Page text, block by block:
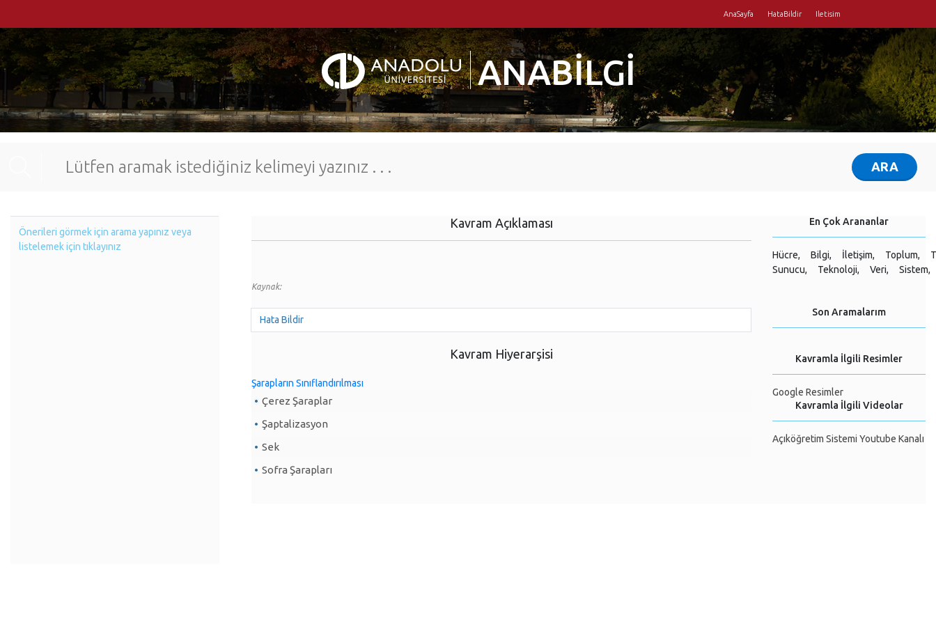
AnaSayfa HataBildir Iletisim
ANABİLGİ
Kavram Açıklaması
Kaynak:
Hata Bildir
Kavram Hiyerarşisi
Şarapların Sınıflandırılması
Çerez Şaraplar
Şaptalizasyon
Sek
Sofra Şarapları
En Çok Arananlar
Hücre, Bilgi, İletişim, Toplum,
Sunucu,
Teknoloji, Veri, Sistem,
Son Aramalarım
Kavramla İlgili Resimler
Google Resimler
Kavramla İlgili Videolar
Açıköğretim Sistemi Youtube Kanalı
Önerileri görmek için arama yapınız veya
listelemek için tıklayınız